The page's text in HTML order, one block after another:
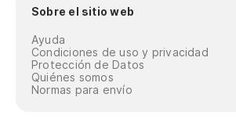
Sobre el sitio web
Ayuda
Condiciones de uso y privacidad
Protección de Datos
Quiénes somos
Normas para envío